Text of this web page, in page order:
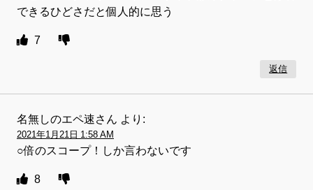
できるひどさだと個人的に思う
7
返信
名無しのエペ速さん より:
2021年1月21日 1:58 AM
○倍のスコープ！しか言わないです
8